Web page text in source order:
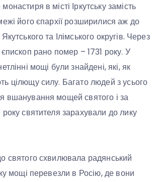
в місті Іркутську замість
його єпархії розширилися аж до
та Ілімського округів. Через
рано помер – 1731 року. У
мощі були знайдені, які, як
цілющу силу. Багато людей з усього
вшанування мощей святого і за
святителя зарахували до лику
святого схвилювала радянський
мощі перевезли в Росію, де вони